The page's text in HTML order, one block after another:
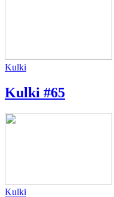
Kulki
Kulki #65
Kulki